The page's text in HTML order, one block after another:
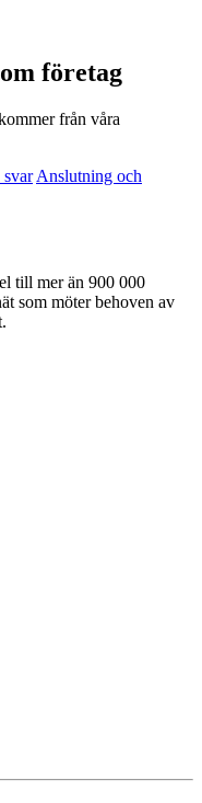
företag
från våra
svar Anslutning och
till mer än 900 000
som möter behoven av